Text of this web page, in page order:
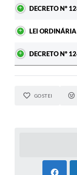
Contato
DECRETO Nº
LEI
DECRETO Nº
GOSTEI